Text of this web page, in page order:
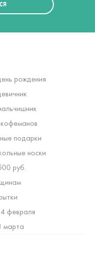
рождения
подарки
носки
руб.
февраля
марта